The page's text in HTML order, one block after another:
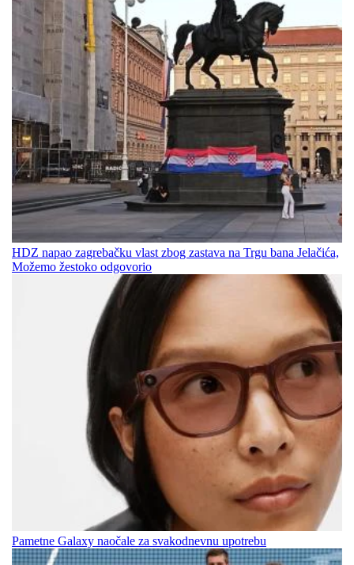
HDZ napao zagrebačku vlast zbog zastava na Trgu bana Jelačića,
Možemo žestoko odgovorio
Pametne Galaxy naočale za svakodnevnu upotrebu